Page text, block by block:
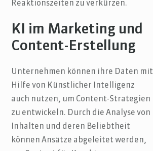
Reaktionszeiten zu verkürzen.
KI im Marketing und
Content-Erstellung
Unternehmen können ihre Daten mit
Hilfe von Künstlicher Intelligenz
auch nutzen, um Content-Strategien
zu entwickeln. Durch die Analyse von
Inhalten und deren Beliebtheit
können Ansätze abgeleitet werden,